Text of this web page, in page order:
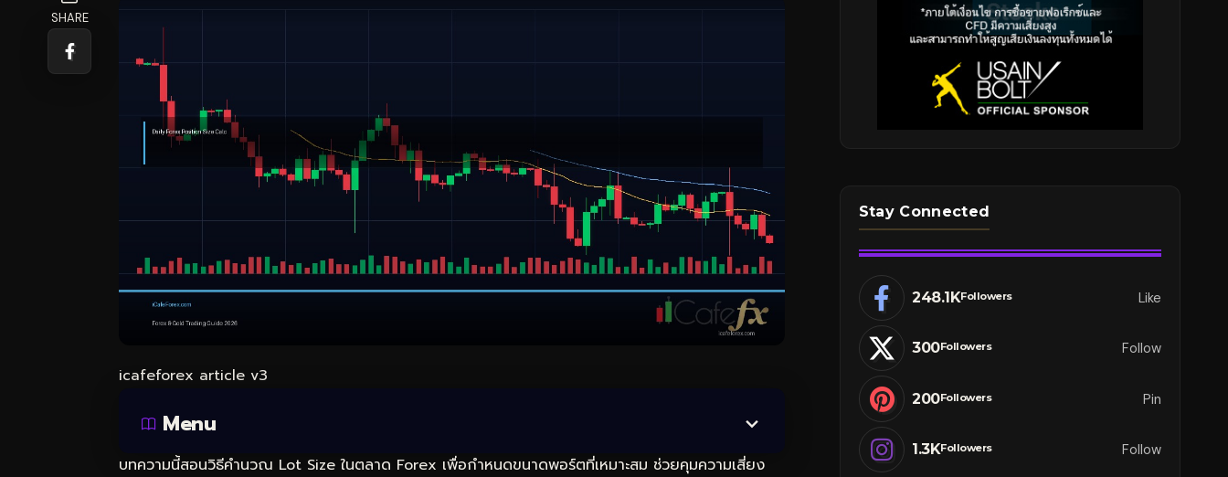
SHARE
icafeforex article v3
Menu
บทความนี้สอนวิธีคำนวณ Lot Size ในตลาด Forex เพื่อกำหนดขนาดพอร์ตที่เหมาะสม ช่วยคุมความเสี่ยง
Stay Connected
248.1KFollowers Like
300Followers Follow
200Followers Pin
1.3KFollowers Follow